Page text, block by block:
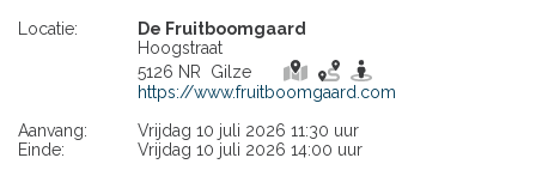
Locatie:
De Fruitboomgaard
Hoogstraat
5126 NR Gilze
https://www.fruitboomgaard.com
Aanvang:
Vrijdag 10 juli 2026 11:30 uur
Einde:
Vrijdag 10 juli 2026 14:00 uur